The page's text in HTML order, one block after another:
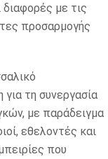
με τις
προσαρμογής
τη συνεργασία
με παράδειγμα
εθελοντές και
που